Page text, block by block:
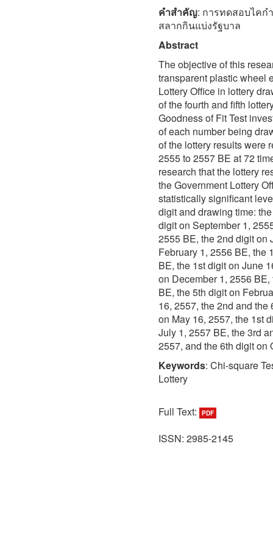
คำสำคัญ: การทดสอบไคก
สลากกินแบ่งรัฐบาล
Abstract
The objective of this
transparent plastic wheel
Lottery Office in lottery
of the fourth and fifth
Goodness of Fit Test
of each number being
of the lottery results were
2555 to 2557 BE at 72
research that the lottery
the Government Lottery
statistically significant
digit and drawing time:
digit on September 1,
2555 BE, the 2nd digit on
February 1, 2556 BE, the
BE, the 1st digit on June
on December 1, 2556
BE, the 5th digit on
16, 2557, the 2nd and
on May 16, 2557, the 1st
July 1, 2557 BE, the 3rd
2557, and the 6th digit on
Keywords: Chi-square
Lottery
Full Text: PDF
ISSN: 2985-2145